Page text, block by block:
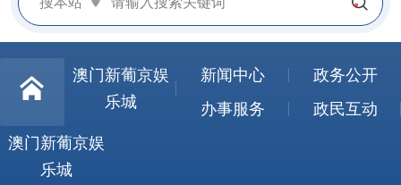
澳门新葡京娱
乐城
新闻中心
政务公开
办事服务
政民互动
澳门新葡京娱
乐城